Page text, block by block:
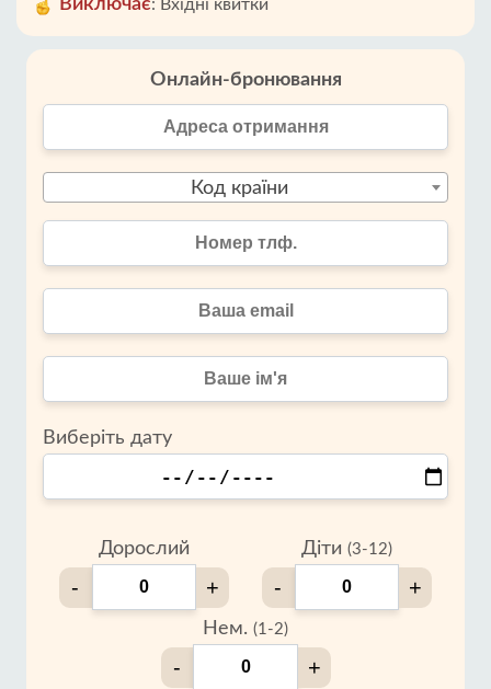
Виключає: Вхідні квитки
Онлайн-бронювання
Код країни
Виберіть дату
Дорослий
- +
Діти (3-12)
- +
Нем. (1-2)
- +